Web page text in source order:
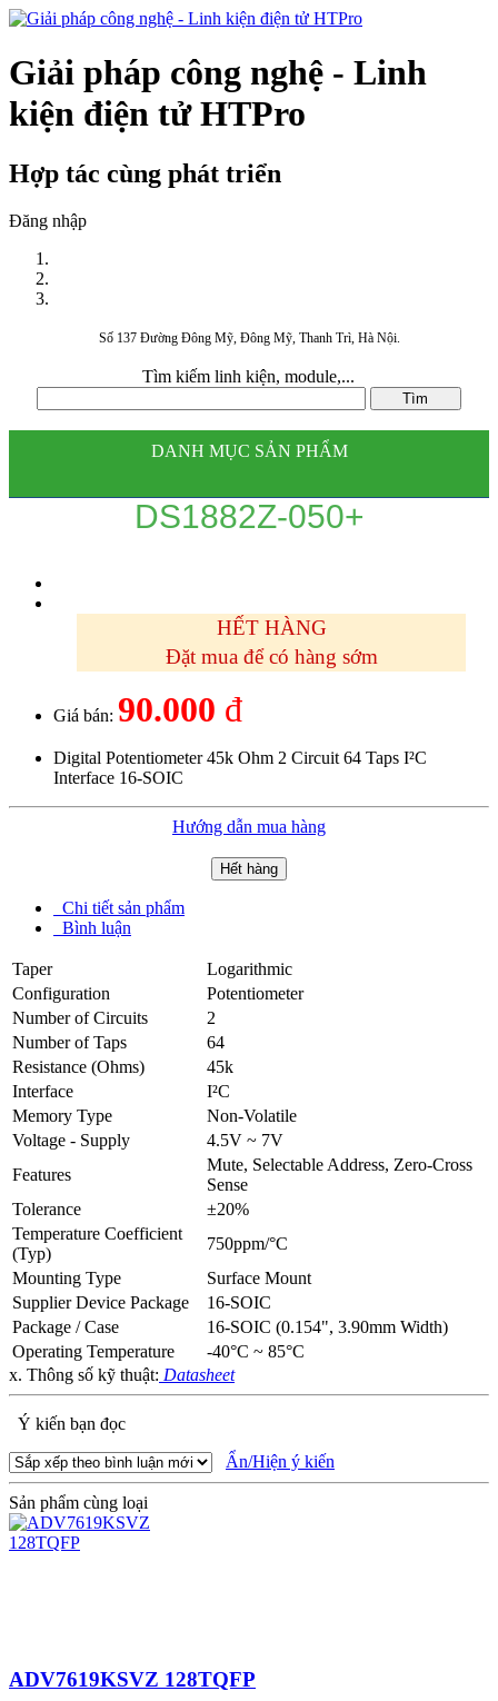
Giải pháp công nghệ - Linh
kiện điện tử HTPro
Hợp tác cùng phát triển
Đăng nhập
Số 137 Đường Đông Mỹ, Đông Mỹ, Thanh Trì, Hà Nội.
Tìm kiếm linh kiện, module,...
DANH MỤC SẢN PHẨM
DS1882Z-050+
HẾT HÀNG
Đặt mua để có hàng sớm
Giá bán: 90.000 đ
Digital Potentiometer 45k Ohm 2 Circuit 64 Taps I²C
Interface 16-SOIC
Hướng dẫn mua hàng
Hết hàng
Chi tiết sản phẩm
Bình luận
Taper
Logarithmic
Configuration
Potentiometer
Number of Circuits
2
Number of Taps
64
Resistance (Ohms)
45k
Interface
I²C
Memory Type
Non-Volatile
Voltage - Supply
4.5V ~ 7V
Features
Mute, Selectable Address, Zero-Cross
Sense
Tolerance
±20%
Temperature Coefficient
(Typ)
750ppm/°C
Mounting Type
Surface Mount
Supplier Device Package
16-SOIC
Package / Case
16-SOIC (0.154", 3.90mm Width)
Operating Temperature
-40°C ~ 85°C
x. Thông số kỹ thuật: Datasheet
Ý kiến bạn đọc
Ẩn/Hiện ý kiến
Sản phẩm cùng loại
ADV7619KSVZ 128TQFP